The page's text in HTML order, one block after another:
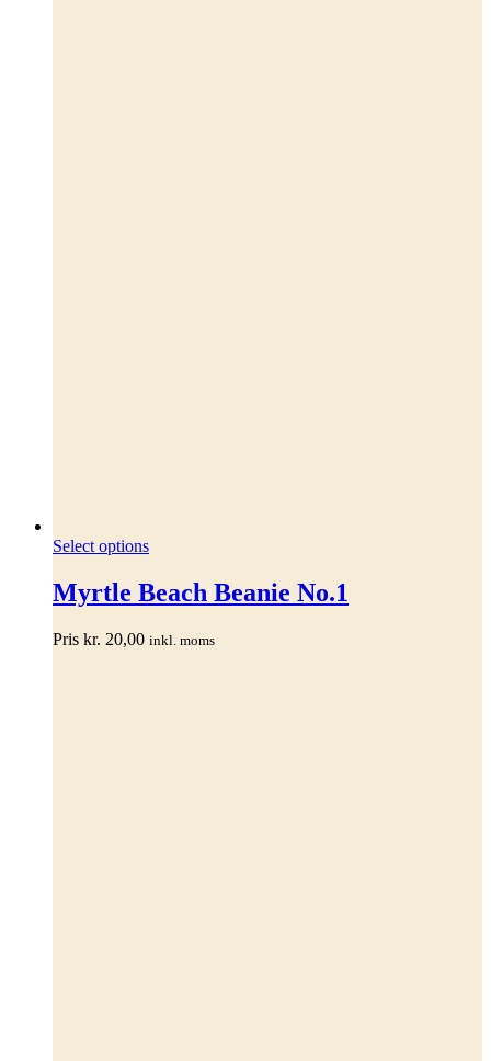
Select optionsDette
har
flere
Mulighederne
Myrtle Beach Beanie No.1
Pris kr. 20,00 inkl. moms